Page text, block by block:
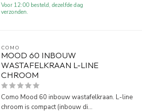
Voor 12:00 besteld, dezelfde dag
verzonden.
COMO
MOOD 60 INBOUW
WASTAFELKRAAN L-LINE
CHROOM
Como Mood 60 inbouw wastafelkraan. L-line
chroom is compact (inbouw di...